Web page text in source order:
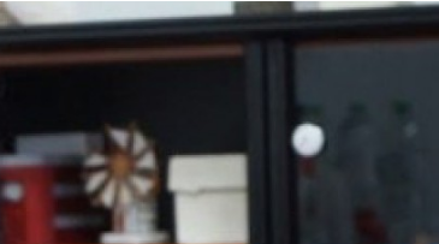
Έλενα Μπούμπα
Στρατιωτικός Ιατρός
Διδ.Παν.Αθηνών
Διπλωματούχος Ευρ.Ακαδημίας